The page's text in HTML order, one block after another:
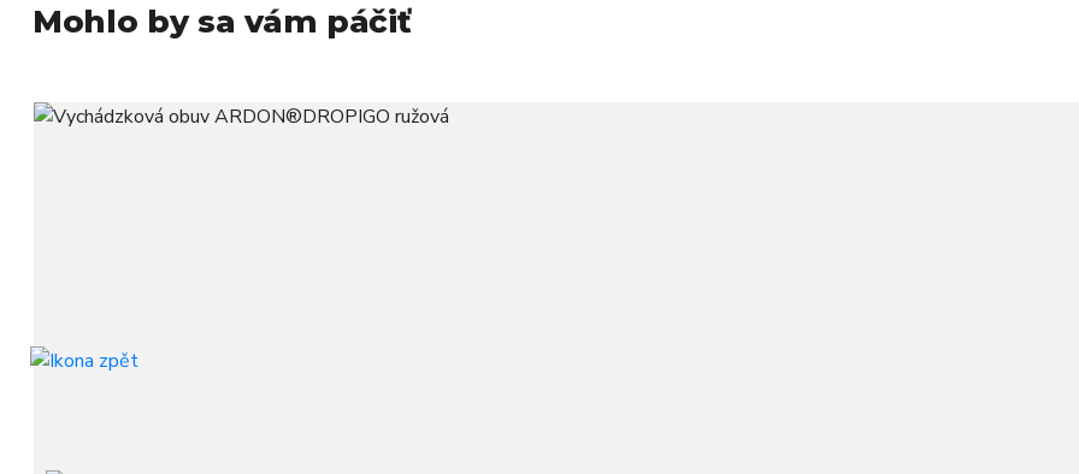
Mohlo by sa vám páčiť